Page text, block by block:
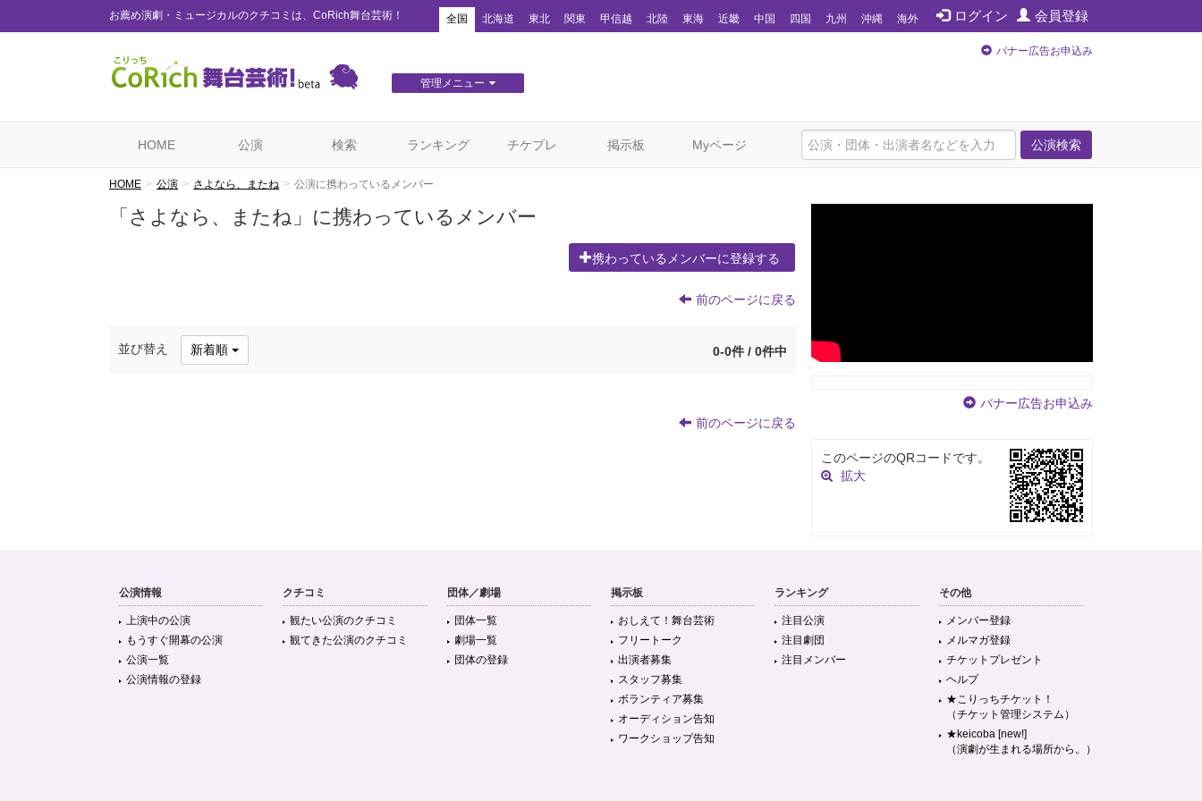
お薦め演劇・ミュージカルのクチコミは、CoRich舞台芸術！ ログイン 会員登録
全国 北海道 東北 関東 甲信越 北陸 東海 近畿 中国 四国 九州 沖縄 海外
管理メニュー
バナー広告お申込み
公演検索
HOME 公演 検索 ランキング チケプレ 掲示板 Myページ
HOME 公演 さよなら、またね 公演に携わっているメンバー
「さよなら、またね」に携わっているメンバー
携わっているメンバーに登録する
前のページに戻る
並び替え 新着順 0-0件 / 0件中
前のページに戻る
バナー広告お申込み
このページのQRコードです。
拡大
公演情報
上演中の公演
もうすぐ開幕の公演
公演一覧
公演情報の登録
クチコミ
観たい公演のクチコミ
観てきた公演のクチコミ
団体／劇場
団体一覧
劇場一覧
団体の登録
掲示板
おしえて！舞台芸術
フリートーク
出演者募集
スタッフ募集
ボランティア募集
オーディション告知
ワークショップ告知
ランキング
注目公演
注目劇団
注目メンバー
その他
メンバー登録
メルマガ登録
チケットプレゼント
ヘルプ
★こりっちチケット！
（チケット管理システム）
★keicoba [new!]
（演劇が生まれる場所から。）